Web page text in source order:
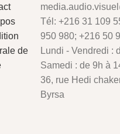
de
Tél: +216 31 109
950 980; +216 50
Lundi - Vendredi :
Samedi : de 9h à
36, rue Hedi
Byrsa